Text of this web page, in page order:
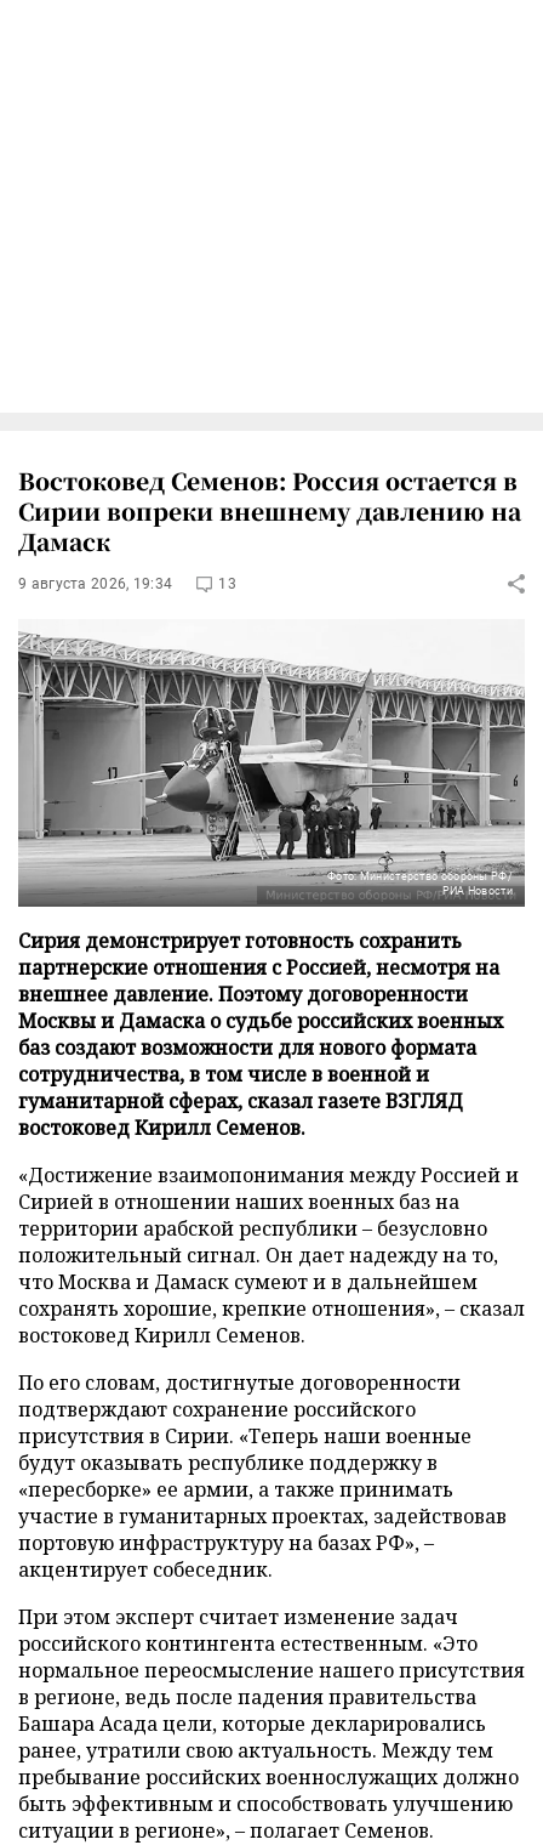
Востоковед Семенов: Россия остается в
Сирии вопреки внешнему давлению на
Дамаск
9 августа 2026, 19:34 13
Фото: Министерство обороны РФ/
РИА Новости
Сирия демонстрирует готовность сохранить
партнерские отношения с Россией, несмотря на
внешнее давление. Поэтому договоренности
Москвы и Дамаска о судьбе российских военных
баз создают возможности для нового формата
сотрудничества, в том числе в военной и
гуманитарной сферах, сказал газете ВЗГЛЯД
востоковед Кирилл Семенов.
«Достижение взаимопонимания между Россией и
Сирией в отношении наших военных баз на
территории арабской республики – безусловно
положительный сигнал. Он дает надежду на то,
что Москва и Дамаск сумеют и в дальнейшем
сохранять хорошие, крепкие отношения», – сказал
востоковед Кирилл Семенов.
По его словам, достигнутые договоренности
подтверждают сохранение российского
присутствия в Сирии. «Теперь наши военные
будут оказывать республике поддержку в
«пересборке» ее армии, а также принимать
участие в гуманитарных проектах, задействовав
портовую инфраструктуру на базах РФ», –
акцентирует собеседник.
При этом эксперт считает изменение задач
российского контингента естественным. «Это
нормальное переосмысление нашего присутствия
в регионе, ведь после падения правительства
Башара Асада цели, которые декларировались
ранее, утратили свою актуальность. Между тем
пребывание российских военнослужащих должно
быть эффективным и способствовать улучшению
ситуации в регионе», – полагает Семенов.